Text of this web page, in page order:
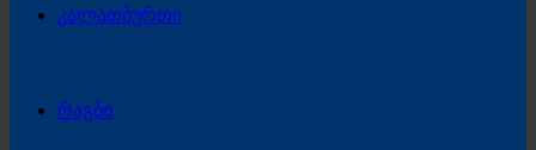
კალათბურთი
რაგბი